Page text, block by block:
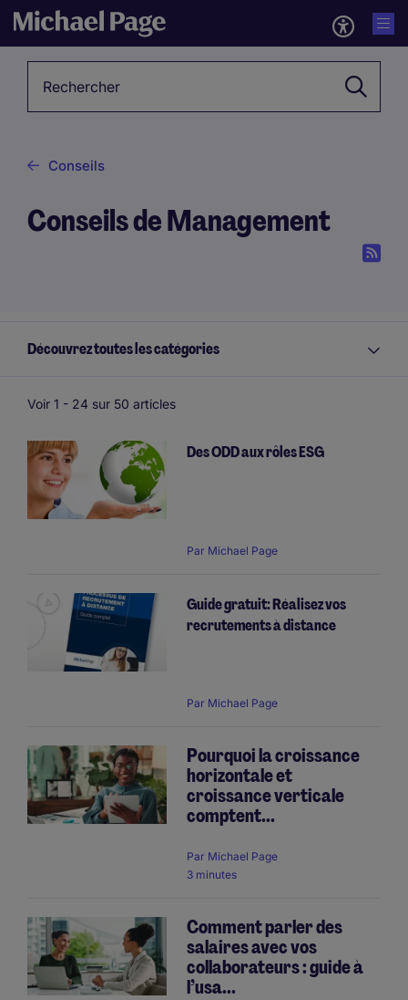
Conseils
Conseils de Management
Découvrez toutes les catégories
Voir 1 - 24 sur 50 articles
Des ODD aux rôles ESG
Par Michael Page
Guide gratuit: Réalisez vos
recrutements à distance
Par Michael Page
Pourquoi la croissance
horizontale et
croissance verticale
comptent...
Par Michael Page
3 minutes
Comment parler des
salaires avec vos
collaborateurs : guide à
l’usa...
Pagination